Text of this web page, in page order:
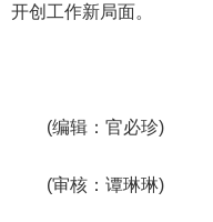
开创工作新局面。
(编辑：官必珍)
(审核：谭琳琳)